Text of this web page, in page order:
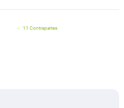
11 Contrapartes